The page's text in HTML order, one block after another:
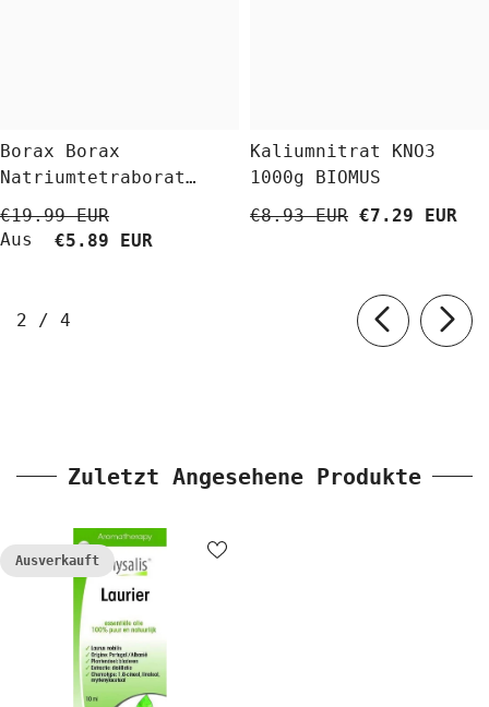
Borax Borax
Natriumtetraborat
Decahydrat 5 Kg
BioLaboratorium
€19.99 EUR
Aus
€5.89 EUR
Kaliumnitrat KNO3
1000g BIOMUS
€8.93 EUR €7.29 EUR
2 / von
4
Zuletzt Angesehene Produkte
Ausverkauft